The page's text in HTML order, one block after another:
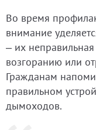
Во время
внимание
– их
возгоранию или
Гражданам
правильном
дымоходов.